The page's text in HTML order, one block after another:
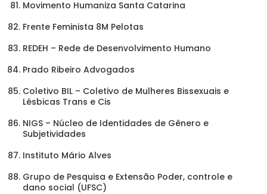
Movimento Humaniza Santa Catarina
Frente Feminista 8M Pelotas
REDEH – Rede de Desenvolvimento Humano
Prado Ribeiro Advogados
Coletivo BIL – Coletivo de Mulheres Bissexuais e
Lésbicas Trans e Cis
NIGS – Núcleo de Identidades de Gênero e
Subjetividades
Instituto Mário Alves
Grupo de Pesquisa e Extensão Poder, controle e
dano social (UFSC)